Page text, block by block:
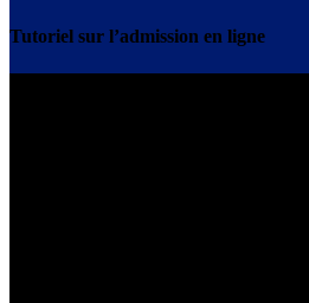
Tutoriel sur l’admission en ligne